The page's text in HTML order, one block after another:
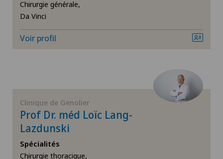
Chirurgie de la colonne vertébrale/du rachis
Chirurgie de la hanche
Chirurgie générale,
Da Vinci
Voir profil
Clinique de Genolier
Prof Dr. méd Loïc Lang-
Lazdunski
Spécialités
Chirurgie thoracique,